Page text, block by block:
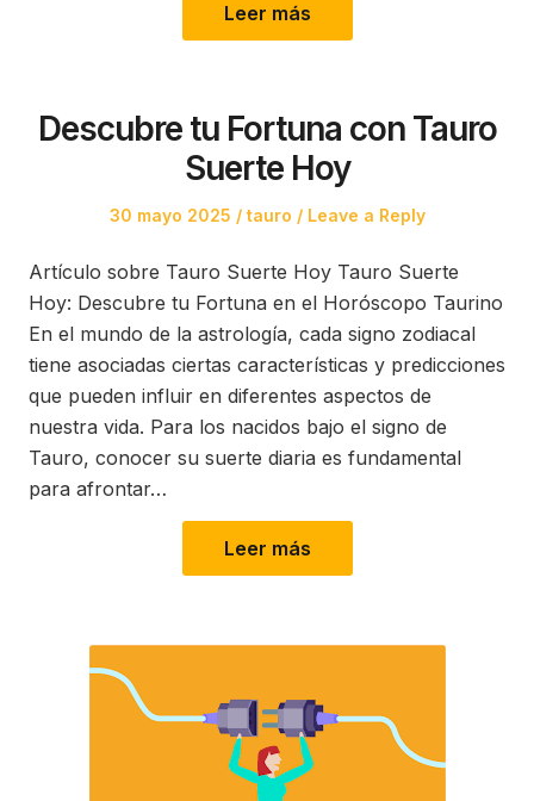
Leer más
Descubre tu Fortuna con Tauro
Suerte Hoy
Posted
30 mayo 2025
Posted
tauro Leave a Reply
Artículo sobre Tauro Suerte Hoy Tauro Suerte
Hoy: Descubre tu Fortuna en el Horóscopo Taurino
En el mundo de la astrología, cada signo zodiacal
tiene asociadas ciertas características y predicciones
que pueden influir en diferentes aspectos de
nuestra vida. Para los nacidos bajo el signo de
Tauro, conocer su suerte diaria es fundamental
para afrontar…
Leer más